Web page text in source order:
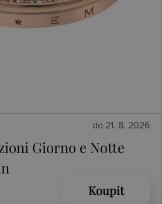
do 21. 8. 2026
Giorno e Notte
Koupit